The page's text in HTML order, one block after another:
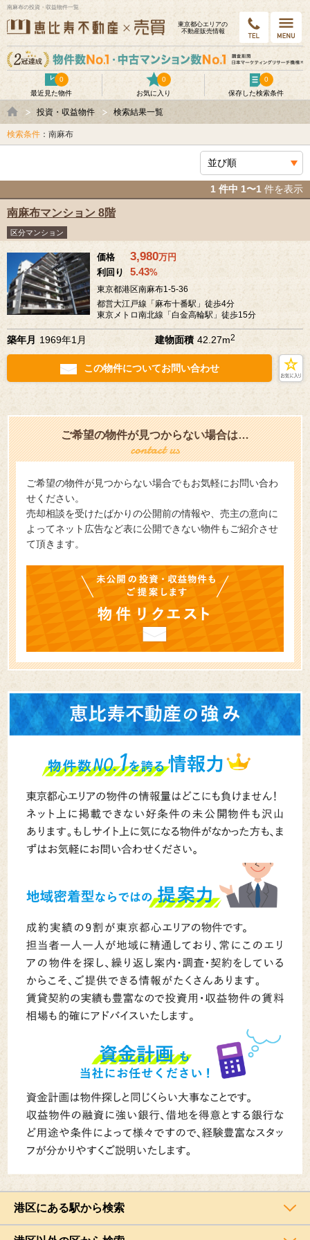
南麻布の投資・収益物件一覧
東京都⼼エリアの
不動産販売情報
最近見た物件
0
お気に入り
0
保存した検索条件
0
投資・収益物件 検索結果一覧
検索条件 ：南麻布
1 件中 1〜1 件を表示
南麻布マンション 8階
区分マンション
価格 3,980万円
利回り
5.43%
東京都港区南麻布1-5-36
都営大江戸線「麻布十番駅」徒歩4分
東京メトロ南北線「白金高輪駅」徒歩15分
築年月 1969年1月 建物面積 42.27m2
この物件についてお問い合わせ
ご希望の物件が見つからない場合は…
ご希望の物件が見つからない場合でもお気軽にお問い合わ
せください。
売却相談を受けたばかりの公開前の情報や、売主の意向に
よってネット広告など表に公開できない物件もご紹介させ
て頂きます。
港区にある駅から検索